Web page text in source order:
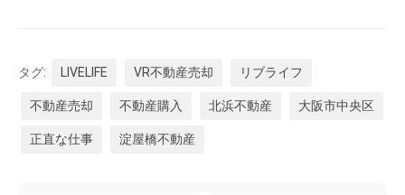
タグ: LIVELIFE VR不動産売却 リブライフ
不動産売却 不動産購入 北浜不動産 大阪市中央区
正直な仕事 淀屋橋不動産